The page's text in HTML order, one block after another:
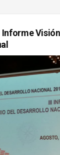
Informe